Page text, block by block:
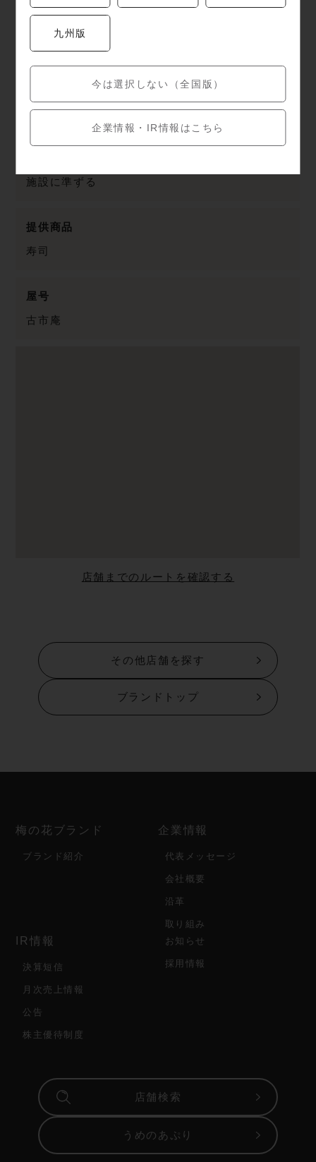
九州版
今は選択しない（全国版）
企業情報・IR情報はこちら
定休日
施設・近隣の駐車場をご利用ください。
施設に準ずる
提供商品
寿司
屋号
古市庵
店舗までのルートを確認する
その他店舗を探す
ブランドトップ
梅の花ブランド
ブランド紹介
企業情報
代表メッセージ
会社概要
沿革
取り組み
IR情報
決算短信
月次売上情報
公告
株主優待制度
お知らせ
採用情報
店舗検索
うめのあぷり